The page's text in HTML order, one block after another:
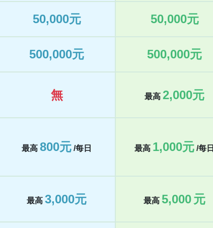
50,000元 50,000元
500,000元 500,000元
無 最高 2,000元
最高 800元 /每日 最高 1,000元 /每日
最高 3,000元 最高 5,000元